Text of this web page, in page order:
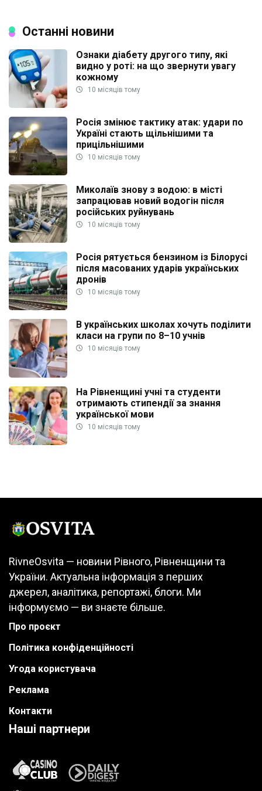
Останні новини
Ознаки діабету другого типу, які
видно у роті: на що звернути увагу
кожному
10 місяців тому
Росія змінює тактику атак: удари по
Україні стають щільнішими та
прицільнішими
10 місяців тому
Миколаїв знову з водою: в місті
запрацював новий водогін після
російських руйнувань
10 місяців тому
Росія рятується бензином із Білорусі
після масованих ударів українських
дронів
10 місяців тому
В українських школах хочуть поділити
класи на групи по 8–10 учнів
10 місяців тому
На Рівненщині учні та студенти
отримають стипендії за знання
української мови
10 місяців тому
RivneOsvita — новини Рівного, Рівненщини та
України. Актуальна інформація з перших
джерел, аналітика, репортажі, блоги. Ми
інформуємо — ви знаєте більше.
Про проєкт
Політика конфіденційності
Угода користувача
Реклама
Контакти
Наші партнери